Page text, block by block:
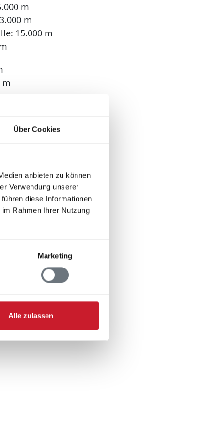
Über Cookies
anbieten zu können
Verwendung unserer
diese Informationen
Rahmen Ihrer Nutzung
Marketing
Alle zulassen
und Randers
m
m
15.000 m
m
1